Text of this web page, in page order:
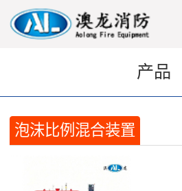
产品
泡沫比例混合装置